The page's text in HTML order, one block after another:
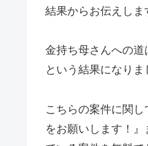
結果からお伝えしま
金持ち母さんへの
という結果になりま
こちらの案件に関し
をお願いします！』